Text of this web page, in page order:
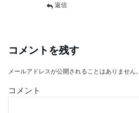
返信
コメントを残す
メールアドレスが公開されることはありません。
コメント